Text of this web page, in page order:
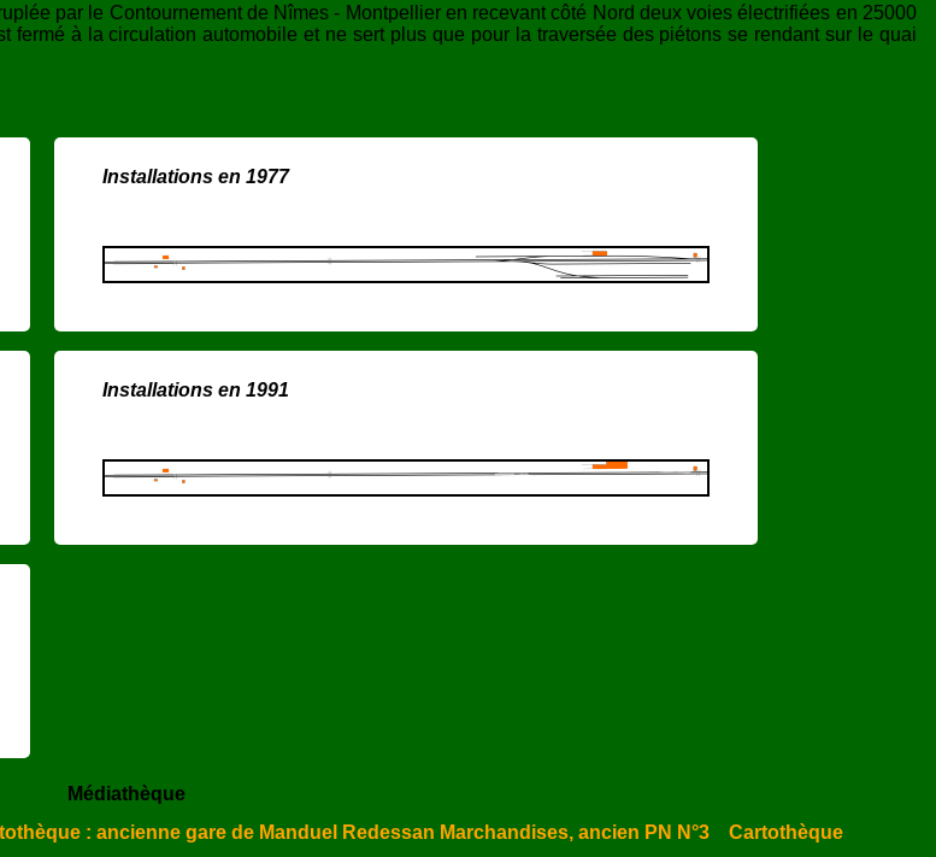
par le Contournement de Nîmes - Montpellier en recevant côté Nord deux voies électrifiées en 25000
à la circulation automobile et ne sert plus que pour la traversée des piétons se rendant sur le quai
Installations en 1977
Installations en 1991
Médiathèque
: ancienne gare de Manduel Redessan Marchandises, ancien PN N°3
Cartothèque